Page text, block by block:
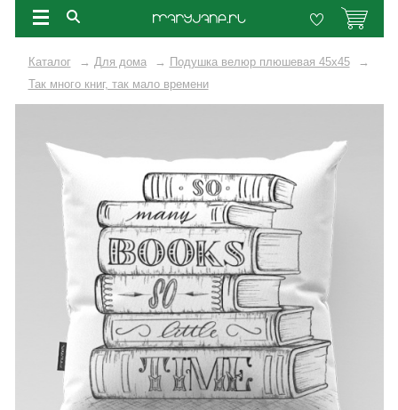
Каталог → Для дома → Подушка велюр плюшевая 45х45
→
Так много книг, так мало времени